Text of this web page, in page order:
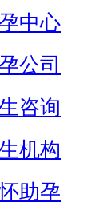
中心
公司
咨询
机构
助孕